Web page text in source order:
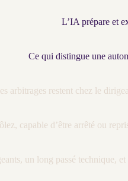
L’IA prépare et
Ce qui distingue une
arbitrages restent chez le
capable d’être arrêté ou
un long passé technique,